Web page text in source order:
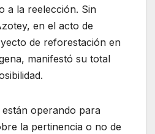
a la reelección. Sin
en el acto de
de reforestación en
manifestó su total
están operando para
la pertinencia o no de